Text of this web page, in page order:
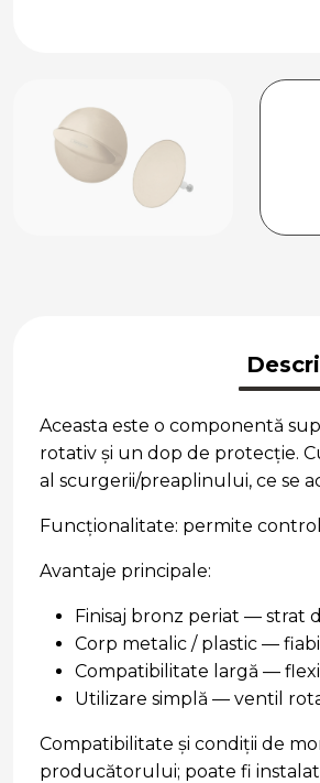
Aceasta este o componentă
rotativ și un dop de protecție.
al scurgerii/preaplinului, ce se
Funcționalitate: permite
Avantaje principale:
Finisaj bronz periat — strat
Corp metalic / plastic —
Compatibilitate largă —
Utilizare simplă — ventil
Compatibilitate și condiții de
producătorului; poate fi